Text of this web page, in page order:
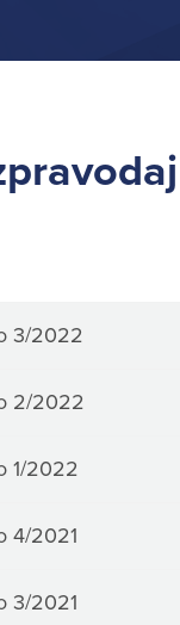
3/2022
2/2022
1/2022
4/2021
3/2021